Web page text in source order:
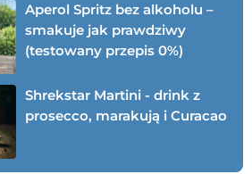
Aperol Spritz bez alkoholu –
smakuje jak prawdziwy
(testowany przepis 0%)
Shrekstar Martini - drink z
prosecco, marakują i Curacao